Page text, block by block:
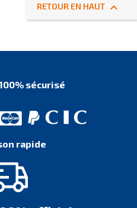
RETOUR EN HAUT 
sécurisé
rapide